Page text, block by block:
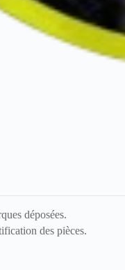
déposées.
des pièces.